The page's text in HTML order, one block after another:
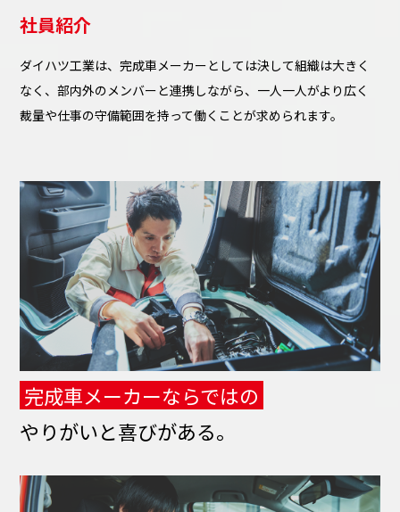
社員紹介
ダイハツ工業は、完成車メーカーとしては決して組織は大きく
なく、部内外のメンバーと連携しながら、一人一人がより広く
裁量や仕事の守備範囲を持って働くことが求められます。
完成車メーカーならではの
やりがいと喜びがある。